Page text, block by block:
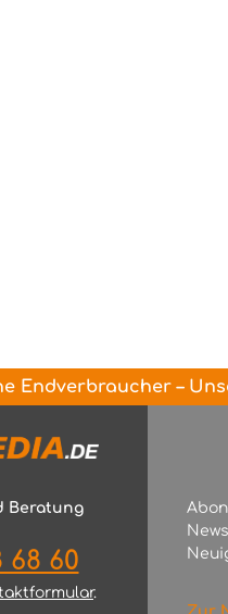
Endverbraucher –
Beratung
68 60
.